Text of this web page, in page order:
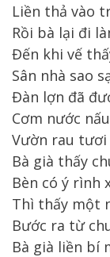
Liền thả vào
Rồi bà lại đi
Đến khi vế
Sân nhà sao
Đàn lợn đã
Cơm nước
Vườn rau tươi
Bà già thấy
Bèn có ý rình
Thì thấy một
Bước ra từ
Bà già liền bí